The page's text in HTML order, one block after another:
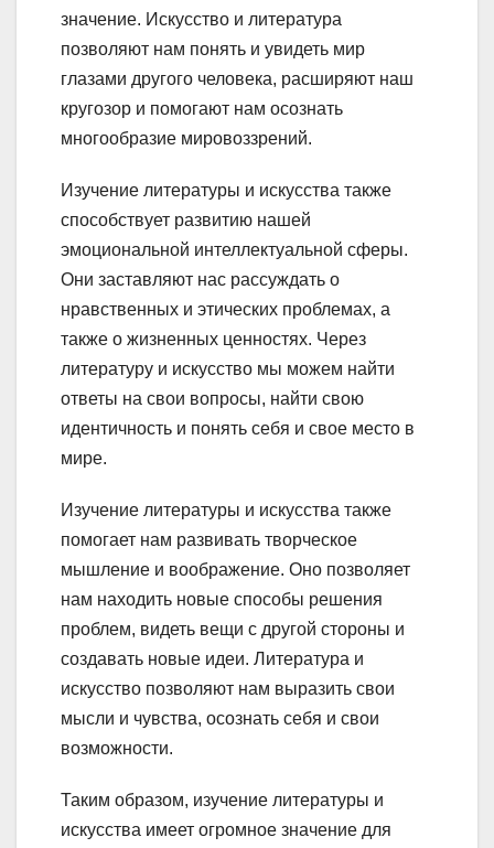
значение. Искусство и литература
позволяют нам понять и увидеть мир
глазами другого человека, расширяют наш
кругозор и помогают нам осознать
многообразие мировоззрений.
Изучение литературы и искусства также
способствует развитию нашей
эмоциональной интеллектуальной сферы.
Они заставляют нас рассуждать о
нравственных и этических проблемах, а
также о жизненных ценностях. Через
литературу и искусство мы можем найти
ответы на свои вопросы, найти свою
идентичность и понять себя и свое место в
мире.
Изучение литературы и искусства также
помогает нам развивать творческое
мышление и воображение. Оно позволяет
нам находить новые способы решения
проблем, видеть вещи с другой стороны и
создавать новые идеи. Литература и
искусство позволяют нам выразить свои
мысли и чувства, осознать себя и свои
возможности.
Таким образом, изучение литературы и
искусства имеет огромное значение для